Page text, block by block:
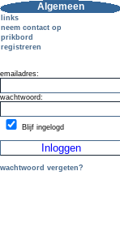
Algemeen
links
neem contact op
prikbord
registreren
emailadres:
wachtwoord:
Blijf ingelogd
wachtwoord vergeten?